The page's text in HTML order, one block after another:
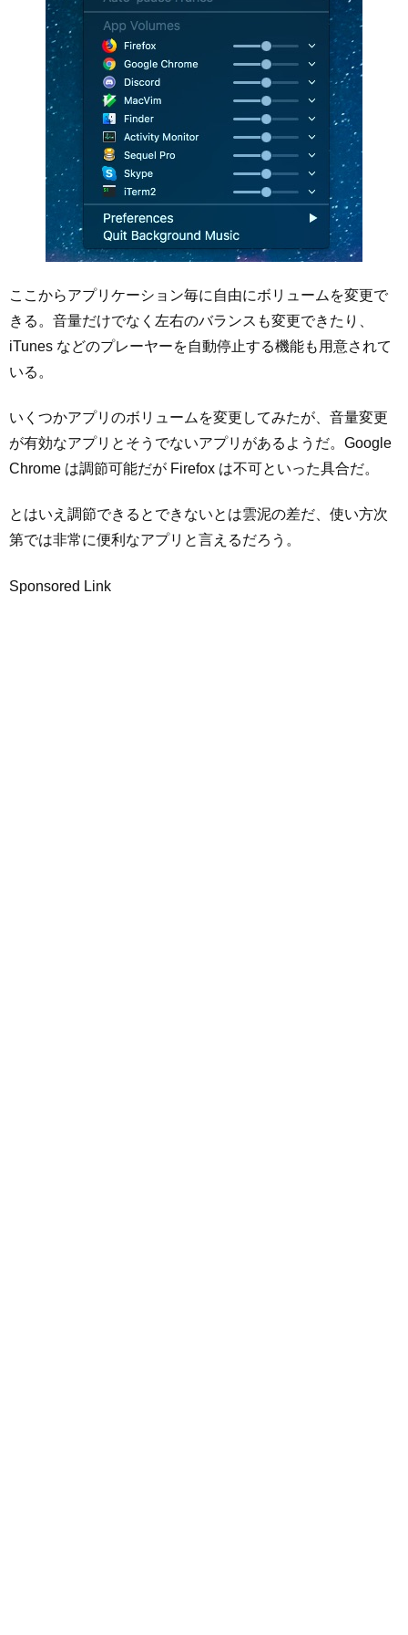
ここからアプリケーション毎に自由にボリュームを変更で
きる。音量だけでなく左右のバランスも変更できたり、
iTunes などのプレーヤーを自動停止する機能も用意されて
いる。
いくつかアプリのボリュームを変更してみたが、音量変更
が有効なアプリとそうでないアプリがあるようだ。Google
Chrome は調節可能だが Firefox は不可といった具合だ。
とはいえ調節できるとできないとは雲泥の差だ、使い方次
第では非常に便利なアプリと言えるだろう。
Sponsored Link